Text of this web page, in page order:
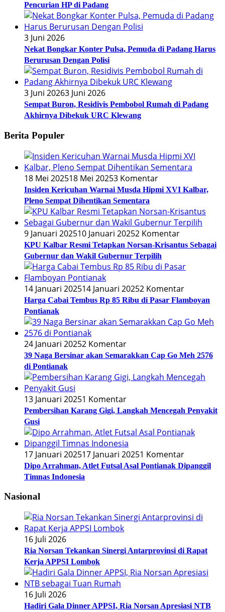
Pencurian HP di Padang
3 Juni 2026
Nekat Bongkar Konter Pulsa, Pemuda di Padang Harus
Berurusan Dengan Polisi
3 Juni 20263 Juni 2026
Sempat Buron, Residivis Pembobol Rumah di Padang
Akhirnya Dibekuk URC Klewang
Berita Populer
18 Mei 202518 Mei 20253 Komentar
Insiden Kericuhan Warnai Musda Hipmi XVI Kalbar,
Pleno Sempat Dihentikan Sementara
9 Januari 202510 Januari 20252 Komentar
KPU Kalbar Resmi Tetapkan Norsan-Krisantus Sebagai
Gubernur dan Wakil Gubernur Terpilih
14 Januari 202514 Januari 20252 Komentar
Harga Cabai Tembus Rp 85 Ribu di Pasar Flamboyan
Pontianak
24 Januari 20252 Komentar
39 Naga Bersinar akan Semarakkan Cap Go Meh 2576
di Pontianak
13 Januari 20251 Komentar
Pembersihan Karang Gigi, Langkah Mencegah Penyakit
Gusi
17 Januari 202517 Januari 20251 Komentar
Dipo Arrahman, Atlet Futsal Asal Pontianak Dipanggil
Timnas Indonesia
Nasional
16 Juli 2026
Ria Norsan Tekankan Sinergi Antarprovinsi di Rapat
Kerja APPSI Lombok
16 Juli 2026
Hadiri Gala Dinner APPSI, Ria Norsan Apresiasi NTB